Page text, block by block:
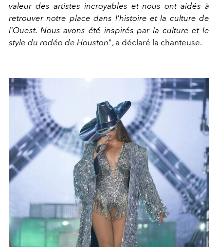
valeur des artistes incroyables et nous ont aidés à
retrouver notre place dans l'histoire et la culture de
l'Ouest. Nous avons été inspirés par la culture et le
style du rodéo de Houston", a déclaré la chanteuse.